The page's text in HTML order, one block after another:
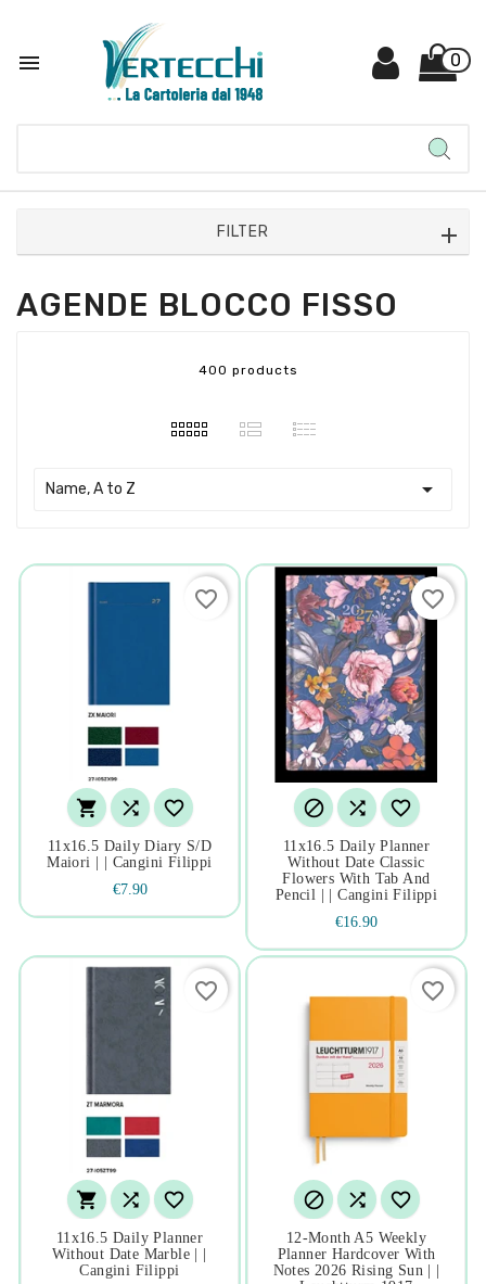
 0
FILTER
AGENDE BLOCCO FISSO
400 products
Name, A to Z 
  
11x16.5 Daily Diary S/d
Maiori | | Cangini Filippi
€7.90
favorite_border
  
11x16.5 Daily Planner
Without Date Classic
Flowers With Tab And
Pencil | | Cangini Filippi
€16.90
favorite_border
  
11x16.5 Daily Planner
Without Date Marble | |
Cangini Filippi
favorite_border
  
12-Month A5 Weekly
Planner Hardcover With
Notes 2026 Rising Sun | |
favorite_border